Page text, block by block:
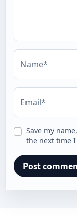
Name*
Email*
Save my
the next time